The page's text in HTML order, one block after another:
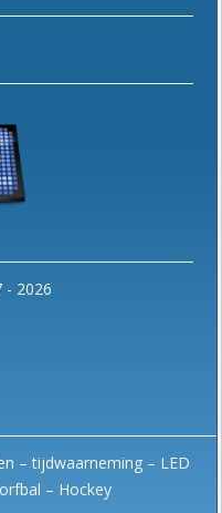
- 2026
– tijdwaarneming – LED
– Hockey